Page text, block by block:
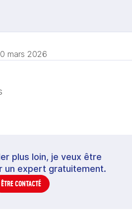
mars 2026
plus loin, je veux être
un expert gratuitement.
ÊTRE CONTACTÉ